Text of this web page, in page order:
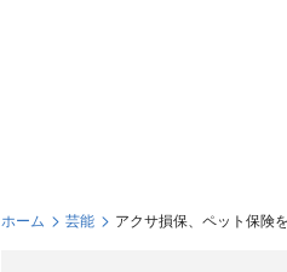
ホーム 芸能 アクサ損保、ペット保険